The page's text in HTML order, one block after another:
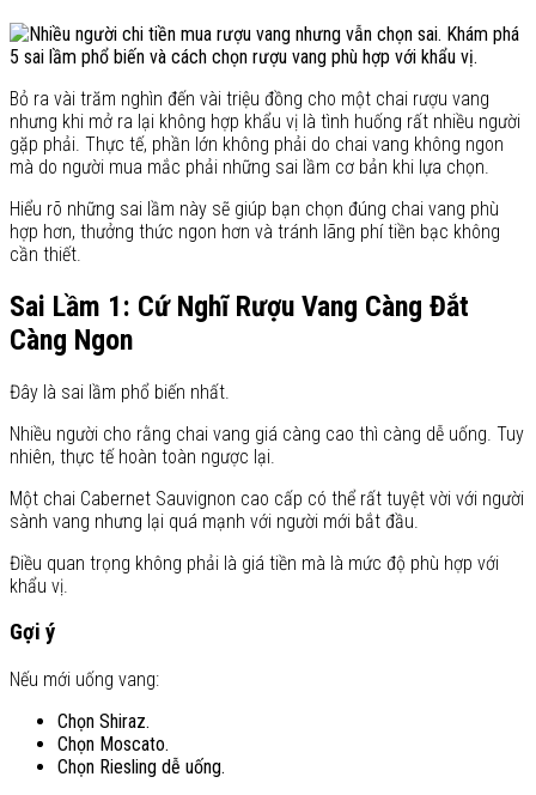
Bỏ ra vài trăm nghìn đến vài triệu đồng cho một chai rượu vang
nhưng khi mở ra lại không hợp khẩu vị là tình huống rất nhiều người
gặp phải. Thực tế, phần lớn không phải do chai vang không ngon
mà do người mua mắc phải những sai lầm cơ bản khi lựa chọn.
Hiểu rõ những sai lầm này sẽ giúp bạn chọn đúng chai vang phù
hợp hơn, thưởng thức ngon hơn và tránh lãng phí tiền bạc không
cần thiết.
Sai Lầm 1: Cứ Nghĩ Rượu Vang Càng Đắt
Càng Ngon
Đây là sai lầm phổ biến nhất.
Nhiều người cho rằng chai vang giá càng cao thì càng dễ uống. Tuy
nhiên, thực tế hoàn toàn ngược lại.
Một chai Cabernet Sauvignon cao cấp có thể rất tuyệt vời với người
sành vang nhưng lại quá mạnh với người mới bắt đầu.
Điều quan trọng không phải là giá tiền mà là mức độ phù hợp với
khẩu vị.
Gợi ý
Nếu mới uống vang:
Chọn Shiraz.
Chọn Moscato.
Chọn Riesling dễ uống.